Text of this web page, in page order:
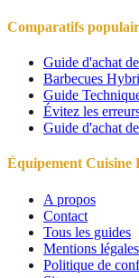
Comparatifs
Guide d'achat
Barbecues
Guide
Évitez les
Guide d'achat
Équipement Cuisine
A propos
Contact
Tous les guides
Mentions légales
Politique de